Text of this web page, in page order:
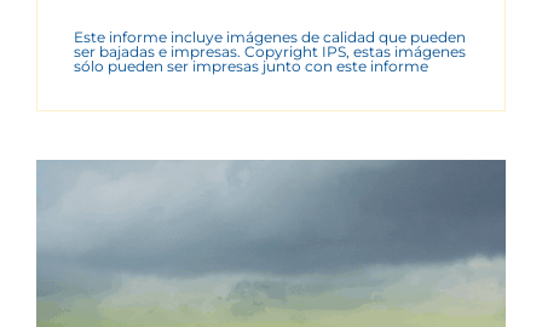
Este informe incluye imágenes de calidad que pueden
ser bajadas e impresas. Copyright IPS, estas imágenes
sólo pueden ser impresas junto con este informe